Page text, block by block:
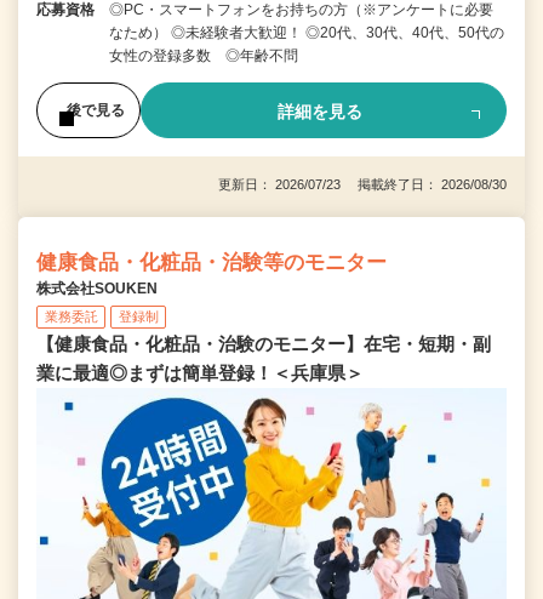
応募資格
◎PC・スマートフォンをお持ちの方（※アンケートに必要
なため） ◎未経験者大歓迎！ ◎20代、30代、40代、50代の
女性の登録多数 ◎年齢不問
後で見る 詳細を見る
更新日： 2026/07/23 掲載終了日： 2026/08/30
健康食品・化粧品・治験等のモニター
株式会社SOUKEN
業務委託 登録制
【健康食品・化粧品・治験のモニター】在宅・短期・副
業に最適◎まずは簡単登録！＜兵庫県＞